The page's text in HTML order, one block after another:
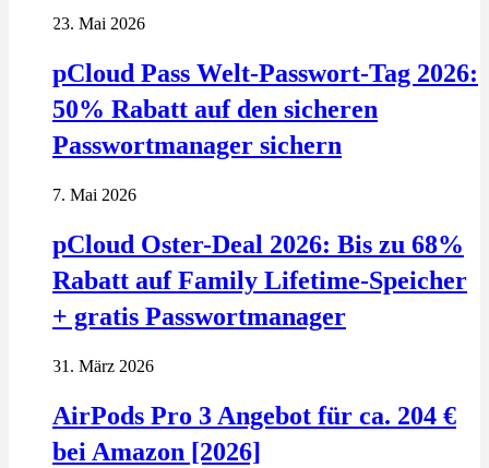
23. Mai 2026
pCloud Pass Welt-Passwort-Tag 2026:
50% Rabatt auf den sicheren
Passwortmanager sichern
7. Mai 2026
pCloud Oster-Deal 2026: Bis zu 68%
Rabatt auf Family Lifetime-Speicher
+ gratis Passwortmanager
31. März 2026
AirPods Pro 3 Angebot für ca. 204 €
bei Amazon [2026]